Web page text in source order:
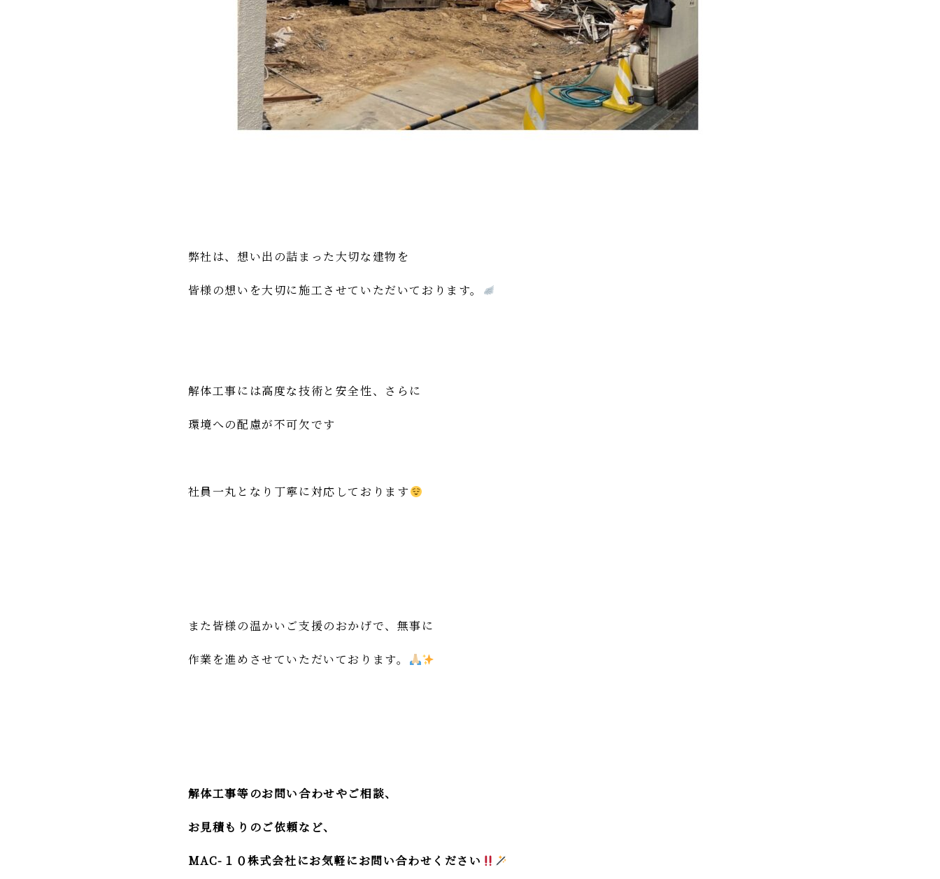
弊社は、想い出の詰まった大切な建物を
皆様の想いを大切に施工させていただいております。
解体工事には高度な技術と安全性、さらに
環境への配慮が不可欠です
社員一丸となり丁寧に対応しております
また皆様の温かいご支援のおかげで、無事に
作業を進めさせていただいております。
解体工事等のお問い合わせやご相談、
お見積もりのご依頼など、
MAC-１０株式会社にお気軽にお問い合わせください